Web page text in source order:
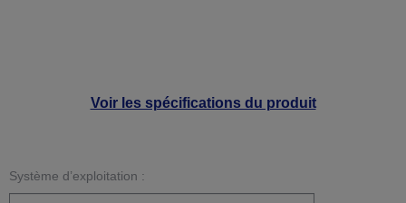
Voir les spécifications du produit
Système d’exploitation :